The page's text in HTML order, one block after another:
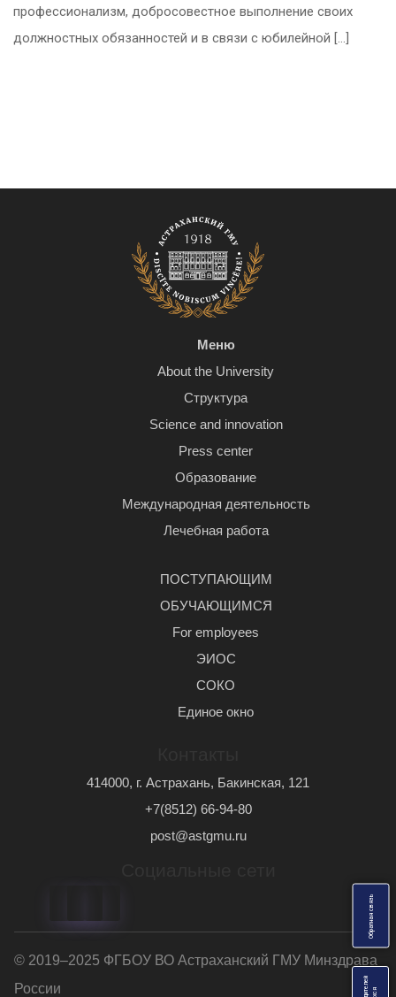
О
б
р
а
т
н
а
я
с
в
я
з
ь
профессионализм, добросовестное выполнение своих
должностных обязанностей и в связи с юбилейной […]
Меню
About the University
Структура
Science and innovation
Press center
Образование
Международная деятельность
Лечебная работа
ПОСТУПАЮЩИМ
ОБУЧАЮЩИМСЯ
For employees
ЭИОС
СОКО
Единое окно
414000, г. Астрахань, Бакинская, 121
+7(8512) 66-94-80
post@astgmu.ru
© 2019–2025 ФГБОУ ВО Астраханский ГМУ Минздрава
России